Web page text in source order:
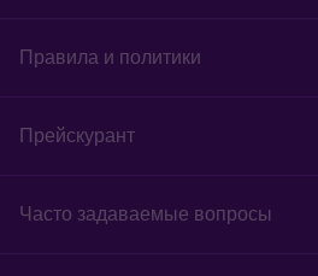
Правила и политики
Прейскурант
Часто задаваемые вопросы